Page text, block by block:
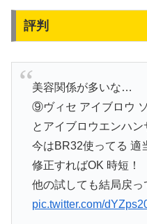
評判
美容関係が多いな…
⑨ヴィセ アイブロウ
とアイブロウエンハン
今はBR32使ってる 適
修正すればOK 時短！
他の試しても結局戻っ
pic.twitter.com/